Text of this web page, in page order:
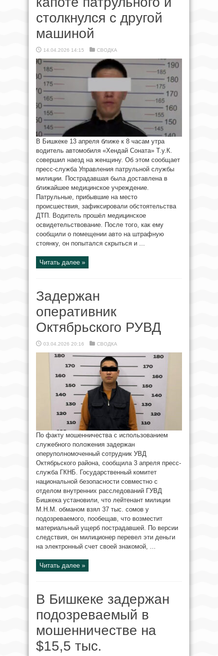
столкнулся с другой
машиной
14.04.2026 14:15 СВОДКА
В Бишкеке 13 апреля ближе к 8 часам утра
водитель автомобиля «Хендай Соната» Т.у.К.
совершил наезд на женщину. Об этом сообщает
пресс-служба Управления патрульной службы
милиции. Пострадавшая была доставлена в
ближайшее медицинское учреждение.
Патрульные, прибывшие на место
происшествия, зафиксировали обстоятельства
ДТП. Водитель прошёл медицинское
освидетельствование. После того, как ему
сообщили о помещении авто на штрафную
стоянку, он попытался скрыться и ...
Читать далее »
Задержан
оперативник
Октябрьского РУВД
03.04.2026 20:16 СВОДКА
По факту мошенничества с использованием
служебного положения задержан
оперуполномоченный сотрудник УВД
Октябрьского района, сообщила 3 апреля пресс-
служба ГКНБ. Государственный комитет
национальной безопасности совместно с
отделом внутренних расследований ГУВД
Бишкека установили, что лейтенант милиции
М.Н.М. обманом взял 37 тыс. сомов у
подозреваемого, пообещав, что возместит
материальный ущерб пострадавшей. По версии
следствия, он милиционер перевел эти деньги
на электронный счет своей знакомой, ...
Читать далее »
В Бишкеке задержан
подозреваемый в
мошенничестве на
$15,5 тыс.